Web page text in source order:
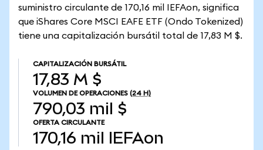
suministro circulante de 170,16 mil IEFAon, significa
que iShares Core MSCI EAFE ETF (Ondo Tokenized)
tiene una capitalización bursátil total de 17,83 M $.
CAPITALIZACIÓN BURSÁTIL
17,83 M $
VOLUMEN DE OPERACIONES (24 H)
790,03 mil $
OFERTA CIRCULANTE
170,16 mil IEFAon